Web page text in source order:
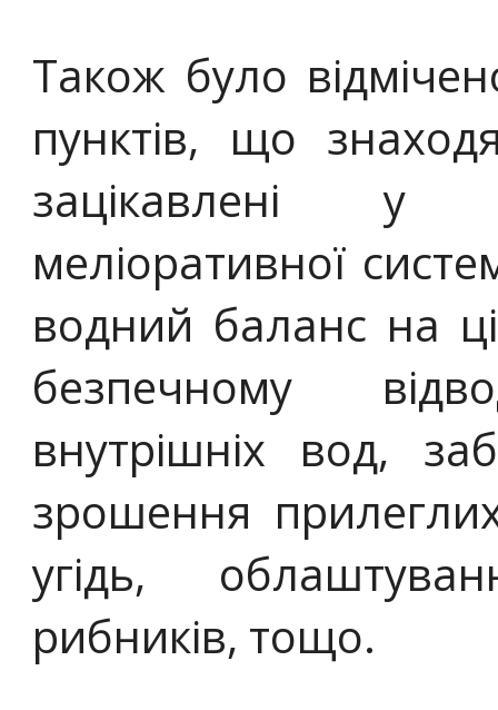
Також було
пунктів, що
зацікавлені у
меліоративної
водний баланс на
безпечному
внутрішніх вод,
зрошення
угідь,
рибників, тощо.